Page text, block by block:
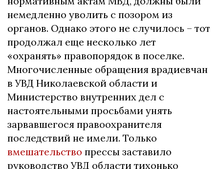
немедленно уволить с позором из
органов. Однако этого не случилось – тот
продолжал еще несколько лет
«охранять» правопорядок в поселке.
Многочисленные обращения врадиевчан
в УВД Николаевской области и
Министерство внутренних дел с
настоятельными просьбами унять
зарвавшегося правоохранителя
последствий не имели. Только
вмешательство прессы заставило
руководство УВД области тихонько